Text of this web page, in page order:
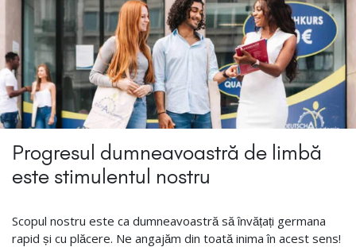
Progresul dumneavoastră de limbă
este stimulentul nostru
Scopul nostru este ca dumneavoastră să învățați germana
rapid și cu plăcere. Ne angajăm din toată inima în acest sens!